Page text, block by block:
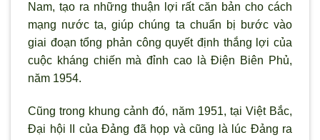
Nam, tạo ra những thuận lợi rất căn bản cho cách
mạng nước ta, giúp chúng ta chuẩn bị bước vào
giai đoạn tổng phản công quyết định thắng lợi của
cuộc kháng chiến mà đỉnh cao là Điện Biên Phủ,
năm 1954.
Cũng trong khung cảnh đó, năm 1951, tại Việt Bắc,
Đại hội II của Đảng đã họp và cũng là lúc Đảng ra